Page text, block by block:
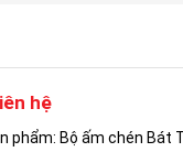
hệ
phẩm: Bộ ấm chén Bát